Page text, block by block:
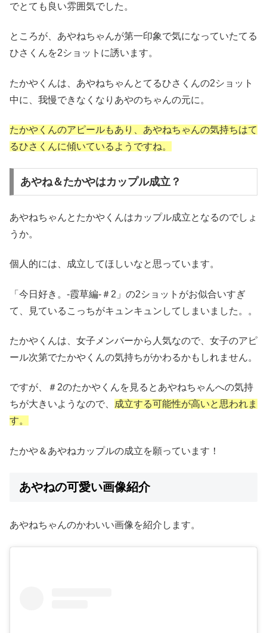
でとても良い雰囲気でした。
ところが、あやねちゃんが第一印象で気になっていたてる
ひさくんを2ショットに誘います。
たかやくんは、あやねちゃんとてるひさくんの2ショット
中に、我慢できなくなりあやのちゃんの元に。
たかやくんのアピールもあり、あやねちゃんの気持ちはて
るひさくんに傾いているようですね。
あやね＆たかやはカップル成立？
あやねちゃんとたかやくんはカップル成立となるのでしょ
うか。
個人的には、成立してほしいなと思っています。
「今日好き。-霞草編-＃2」の2ショットがお似合いすぎ
て、見ているこっちがキュンキュンしてしまいました。。
たかやくんは、女子メンバーから人気なので、女子のアピ
ール次第でたかやくんの気持ちがかわるかもしれません。
ですが、＃2のたかやくんを見るとあやねちゃんへの気持
ちが大きいようなので、
成立する可能性が高いと思われま
す。
たかや＆あやねカップルの成立を願っています！
あやねの可愛い画像紹介
あやねちゃんのかわいい画像を紹介します。